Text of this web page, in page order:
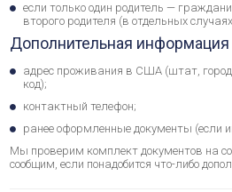
если только один родитель —
второго родителя (в отдельных
Дополнительная информация
адрес проживания в США (штат,
код);
контактный телефон;
ранее оформленные документы (если
Мы проверим комплект документов на
сообщим, если понадобится что-либо